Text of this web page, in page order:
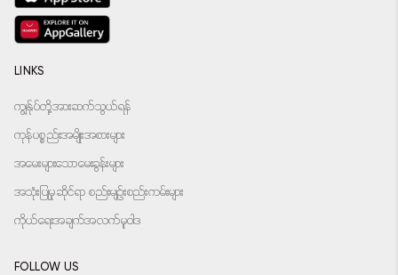
LINKS
ကျွန်ုပ်တို့အားဆက်သွယ်ရန်
ကုန်ပစ္စည်းအမျိုးအစားများ
အမေးများသောမေးခွန်းများ
အသုံးပြုမှုဆိုင်ရာ စည်းမျဉ်းစည်းကမ်းများ
ကိုယ်ရေးအချက်အလက်မူဝါဒ
FOLLOW US